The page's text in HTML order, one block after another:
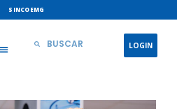
SINCOEMG
LOGIN